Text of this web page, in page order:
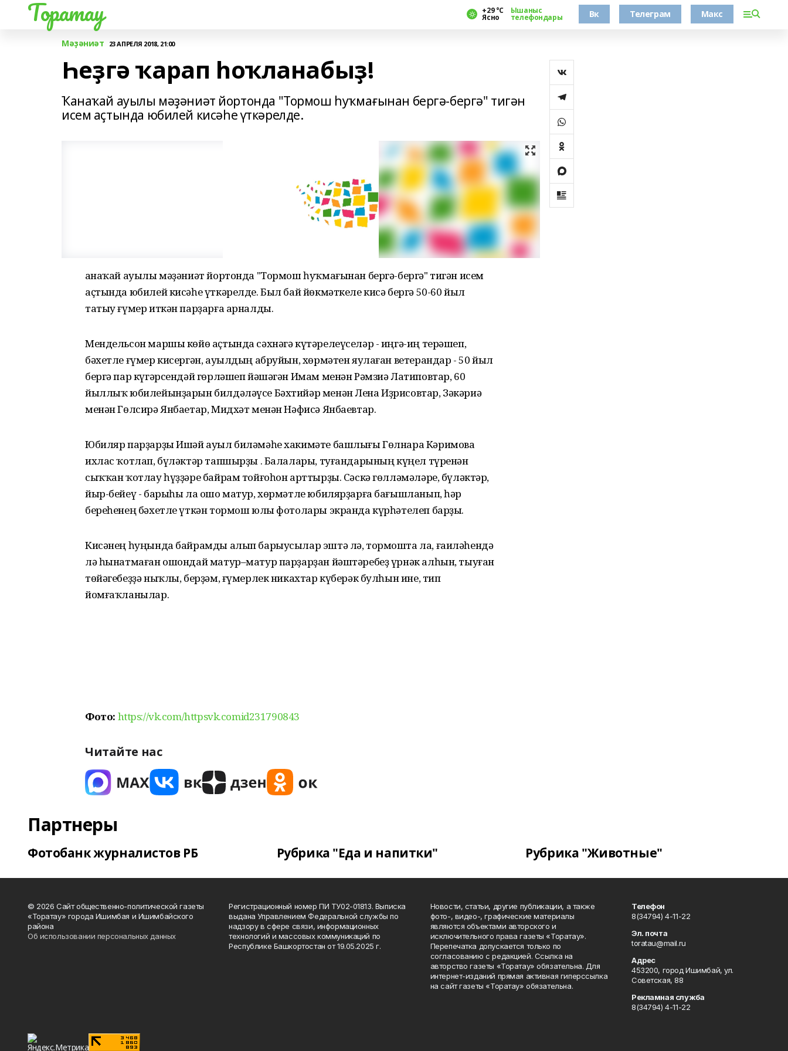
Торатау +29 °С
Ясно
Ышаныс
телефондары Вк Телеграм Макс
Мәҙәниәт 23 АПРЕЛЯ 2018, 21:00
Һеҙгә ҡарап һоҡланабыҙ!
Ҡанаҡай ауылы мәҙәниәт йортонда "Тормош һуҡмағынан бергә-бергә" тигән
исем аҫтында юбилей кисәһе үткәрелде.
Ҡанаҡай ауылы мәҙәниәт йортонда "Тормош һуҡмағынан бергә-бергә" тигән исем
аҫтында юбилей кисәһе үткәрелде. Был бай йөкмәткеле кисә бергә 50-60 йыл
татыу ғүмер иткән парҙарға арналды.
Мендельсон маршы көйө аҫтында сәхнәгә күтәрелеүселәр - иңгә-иң терәшеп,
бәхетле ғүмер кисергән, ауылдың абруйын, хөрмәтен яулаған ветерандар - 50 йыл
бергә пар күгәрсендәй гөрләшеп йәшәгән Имам менән Рәмзиә Латиповтар, 60
йыллыҡ юбилейынҙарын билдәләүсе Бәхтийәр менән Лена Иҙрисовтар, Зәкәриә
менән Гөлсирә Янбаетар, Мидхәт менән Нәфисә Янбаевтар.
Юбиляр парҙарҙы Ишәй ауыл биләмәһе хакимәте башлығы Гөлнара Кәримова
ихлас ҡотлап, бүләктәр тапшырҙы . Балалары, туғандарының күңел түренән
сыҡҡан ҡотлау һүҙҙәре байрам тойғоһон арттырҙы. Сәскә гөлләмәләре, бүләктәр,
йыр-бейеү - барыһы ла ошо матур, хөрмәтле юбилярҙарға бағышланып, һәр
береһенең бәхетле үткән тормош юлы фотолары экранда күрһәтелеп барҙы.
Кисәнең һуңында байрамды алып барыусылар эштә лә, тормошта ла, ғаиләһендә
лә һынатмаған ошондай матур–матур парҙарҙан йәштәребеҙ үрнәк алһын, тыуған
төйәгебеҙҙә ныҡлы, берҙәм, ғүмерлек никахтар күберәк булһын ине, тип
йомғаҡланылар.
Фото: https://vk.com/httpsvk.comid231790843
Читайте нас
Партнеры
Фотобанк журналистов РБ Рубрика "Еда и напитки" Рубрика "Животные"
© 2026 Сайт общественно-политической газеты
«Торатау» города Ишимбая и Ишимбайского
района
Об использовании персональных данных
Регистрационный номер ПИ ТУ02-01813. Выписка
выдана Управлением Федеральной службы по
надзору в сфере связи, информационных
технологий и массовых коммуникаций по
Республике Башкортостан от 19.05.2025 г.
Новости, статьи, другие публикации, а также
фото-, видео-, графические материалы
являются объектами авторского и
исключительного права газеты «Торатау».
Перепечатка допускается только по
согласованию с редакцией. Ссылка на
авторство газеты «Торатау» обязательна. Для
интернет-изданий прямая активная гиперссылка
на сайт газеты «Торатау» обязательна.
Телефон
8(34794) 4-11-22
Эл. почта
toratau@mail.ru
Адрес
453200, город Ишимбай, ул.
Советская, 88
Рекламная служба
8(34794) 4-11-22